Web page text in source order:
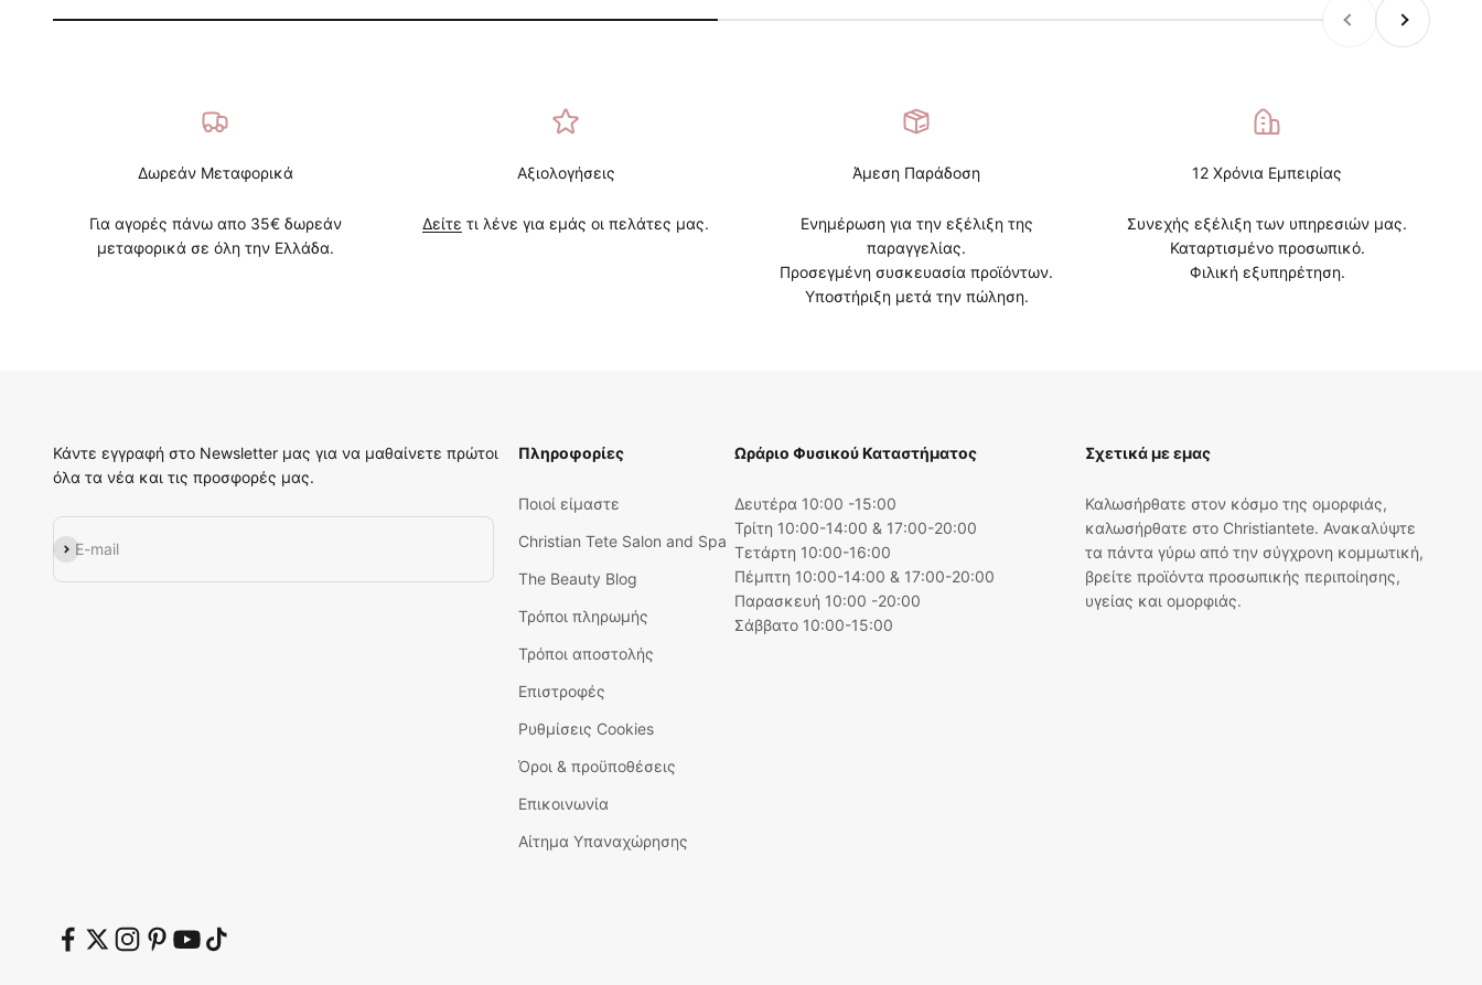
Δωρεάν Μεταφορικά
Για αγορές πάνω απο 35€ δωρεάν
μεταφορικά σε όλη την Ελλάδα.
Αξιολογήσεις
Δείτε τι λένε για εμάς οι πελάτες μας.
Άμεση Παράδοση
Ενημέρωση για την εξέλιξη της
παραγγελίας.
Προσεγμένη συσκευασία προϊόντων.
Υποστήριξη μετά την πώληση.
12 Χρόνια Εμπειρίας
Συνεχής εξέλιξη των υπηρεσιών μας.
Καταρτισμένο προσωπικό.
Φιλική εξυπηρέτηση.
Κάντε εγγραφή στο Newsletter μας για να μαθαίνετε πρώτοι
όλα τα νέα και τις προσφορές μας.
E-mail
Εγγραφή
Πληροφορίες
Ποιοί είμαστε
Christian Tete Salon and Spa
The Beauty Blog
Τρόποι πληρωμής
Τρόποι αποστολής
Επιστροφές
Ρυθμίσεις Cookies
Όροι & προϋποθέσεις
Επικοινωνία
Αίτημα Υπαναχώρησης
Ωράριο Φυσικού Καταστήματος
Δευτέρα 10:00 -15:00
Τρίτη 10:00-14:00 & 17:00-20:00
Τετάρτη 10:00-16:00
Πέμπτη 10:00-14:00 & 17:00-20:00
Παρασκευή 10:00 -20:00
Σάββατο 10:00-15:00
Σχετικά με εμας
Καλωσήρθατε στον κόσμο της ομορφιάς,
καλωσήρθατε στο Christiantete. Ανακαλύψτε
τα πάντα γύρω από την σύγχρονη κομμωτική,
βρείτε προϊόντα προσωπικής περιποίησης,
υγείας και ομορφιάς.